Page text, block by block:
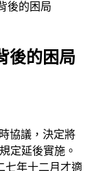
後的困局
後的困局
協議，決定將
定延後實施。
七年十二月才適